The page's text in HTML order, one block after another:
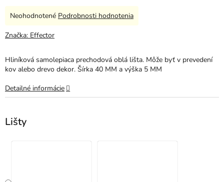
Lišty
Hliníková samolepiaca prechodová oblá lišta. Môže byť v prevedení
kov alebo drevo dekor. Šírka 40 MM a výška 5 MM
Detailné informácie
Priemerné
produktu
z
5
Neohodnotené Podrobnosti hodnotenia
Značka: Effector